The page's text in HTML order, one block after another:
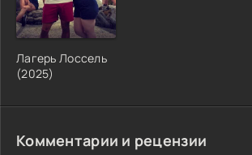
Лагерь Лоссель
(2025)
Комментарии и рецензии